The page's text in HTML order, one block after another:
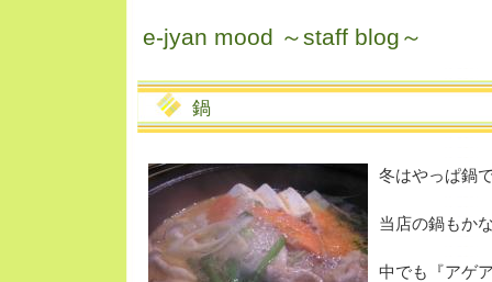
e-jyan mood ～staff blog～
鍋
冬はやっぱ鍋
当店の鍋もか
中でも『アゲ